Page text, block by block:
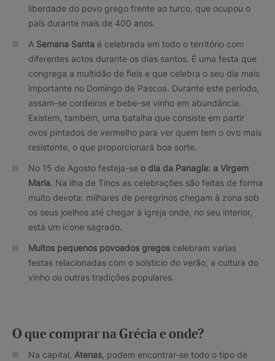
liberdade do povo grego frente ao turco, que ocupou o
país durante mais de 400 anos.
A Semana Santa é celebrada em todo o território com
diferentes actos durante os dias santos. É uma festa que
congrega a multidão de fieis e que celebra o seu dia mais
importante no Domingo de Pascoa. Durante este período,
assam-se cordeiros e bebe-se vinho em abundância.
Existem, também, uma batalha que consiste em partir
ovos pintados de vermelho para ver quem tem o ovo mais
resistente, o que proporcionará boa sorte.
No 15 de Agosto festeja-se o dia da Panagia: a Virgem
Maria. Na ilha de Tinos as celebrações são feitas de forma
muito devota: milhares de peregrinos chegam à zona sob
os seus joelhos até chegar à igreja onde, no seu interior,
está um ícone sagrado.
Muitos pequenos povoados gregos celebram varias
festas relacionadas com o solstício do verão, a cultura do
vinho ou outras tradições populares.
O que comprar na Grécia e onde?
Na capital, Atenas, podem encontrar-se todo o tipo de